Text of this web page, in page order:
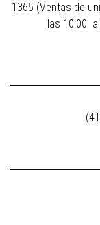
1365 (Ventas de
las 10:00